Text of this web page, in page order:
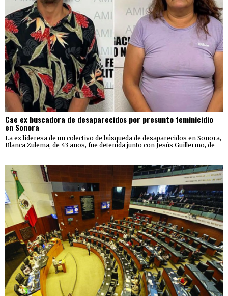
Cae ex buscadora de desaparecidos por presunto feminicidio
en Sonora
La ex lideresa de un colectivo de búsqueda de desaparecidos en Sonora,
Blanca Zulema, de 43 años, fue detenida junto con Jesús Guillermo, de